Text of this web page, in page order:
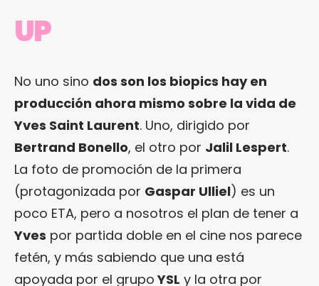
UP
No uno sino dos son los biopics hay en
producción ahora mismo sobre la vida de
Yves Saint Laurent. Uno, dirigido por
Bertrand Bonello, el otro por Jalil Lespert.
La foto de promoción de la primera
(protagonizada por Gaspar Ulliel) es un
poco ETA, pero a nosotros el plan de tener a
Yves por partida doble en el cine nos parece
fetén, y más sabiendo que una está
apoyada por el grupoYSL y la otra por